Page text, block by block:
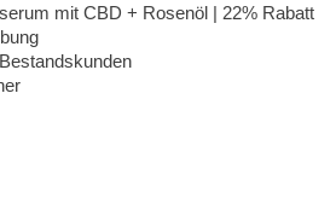
mit CBD + Rosenöl | 22% Rabatt